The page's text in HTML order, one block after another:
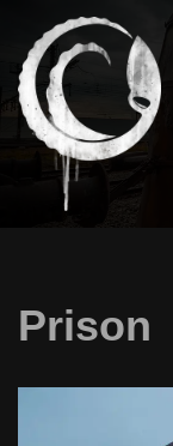
Aller
au
contenu
Prison